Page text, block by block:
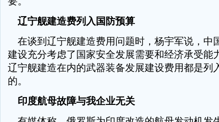
辽宁舰建造费列入国防预算
在谈到辽宁舰建造费用问题时，杨宇军说，中
建设充分考虑了国家安全发展需要和经济承受能
辽宁舰建造在内的武器装备发展建设费用都是列
的。
印度航母故障与我企业无关